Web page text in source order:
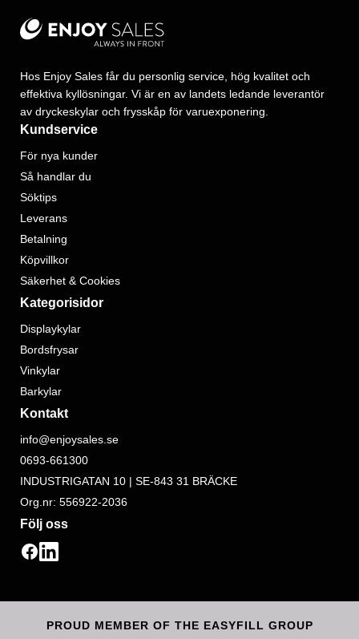
Hos Enjoy Sales får du personlig service, hög kvalitet och
effektiva kyllösningar. Vi är en av landets ledande leverantör
av dryckeskylar och frysskåp för varuexponering.
Kundservice
För nya kunder
Så handlar du
Söktips
Leverans
Betalning
Köpvillkor
Säkerhet & Cookies
Kategorisidor
Displaykylar
Bordsfrysar
Vinkylar
Barkylar
Kontakt
info@enjoysales.se
0693-661300
INDUSTRIGATAN 10 | SE-843 31 BRÄCKE
Org.nr: 556922-2036
Följ oss
PROUD MEMBER OF THE EASYFILL GROUP